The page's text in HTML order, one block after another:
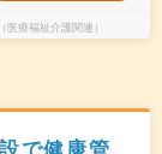
療福祉介護関連）
で健康管